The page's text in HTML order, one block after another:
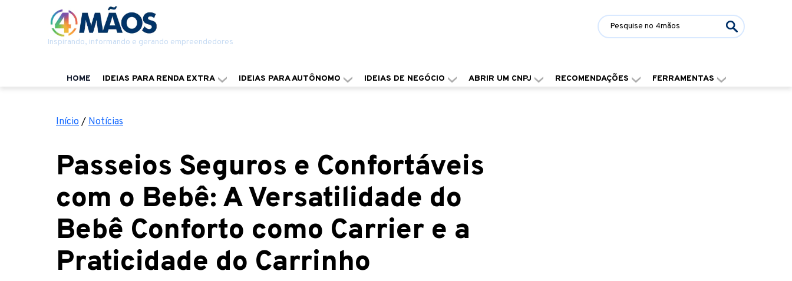
Inspirando, informando e gerando empreendedores
HOME IDEIAS PARA RENDA EXTRA IDEIAS PARA AUTÔNOMO IDEIAS DE NEGÓCIO ABRIR UM CNPJ RECOMENDAÇÕES FERRAMENTAS
Início / Notícias
Passeios Seguros e Confortáveis
com o Bebê: A Versatilidade do
Bebê Conforto como Carrier e a
Praticidade do Carrinho